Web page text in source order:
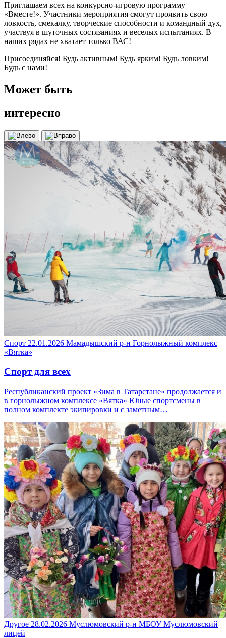
Приглашаем всех на конкурсно-игровую программу
«Вместе!». Участники мероприятия смогут проявить свою
ловкость, смекалку, творческие способности и командный дух,
участвуя в шуточных состязаниях и веселых испытаниях. В
наших рядах не хватает только ВАС!
Присоединяйся! Будь активным! Будь ярким! Будь ловким!
Будь с нами!
Может быть
интересно
Спорт 22.01.2026 Мамадышский р-н Горнолыжный комплекс
«Вятка»
Спорт для всех
Республиканский проект «Зима в Татарстане» продолжается и
в горнолыжном комплексе «Вятка» Юные спортсмены в
полном комплекте экипировки и с заметным…
Другое 28.02.2026 Муслюмовский р-н МБОУ Муслюмовский
лицей